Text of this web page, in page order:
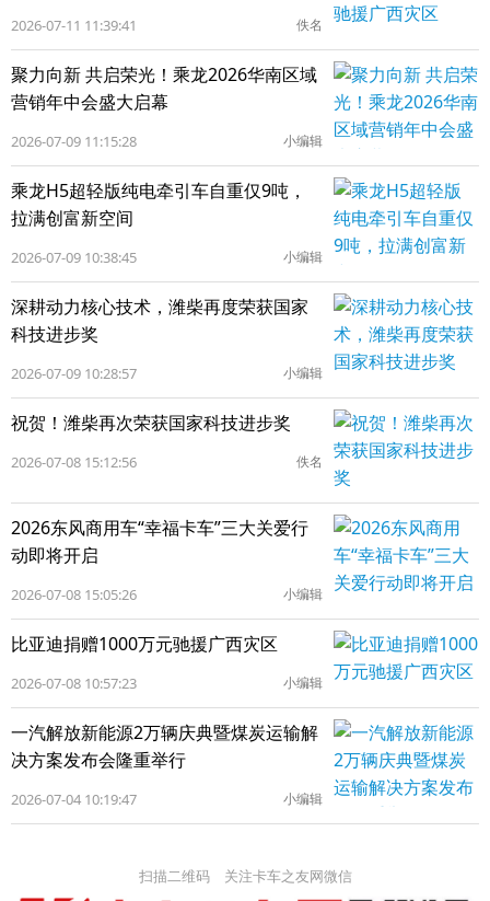
2026-07-11 11:39:41 佚名
聚力向新 共启荣光！乘龙2026华南区域
营销年中会盛大启幕
2026-07-09 11:15:28 小编辑
乘龙H5超轻版纯电牵引车自重仅9吨，
拉满创富新空间
2026-07-09 10:38:45 小编辑
深耕动力核心技术，潍柴再度荣获国家
科技进步奖
2026-07-09 10:28:57 小编辑
祝贺！潍柴再次荣获国家科技进步奖
2026-07-08 15:12:56 佚名
2026东风商用车“幸福卡车”三大关爱行
动即将开启
2026-07-08 15:05:26 小编辑
比亚迪捐赠1000万元驰援广西灾区
2026-07-08 10:57:23 小编辑
一汽解放新能源2万辆庆典暨煤炭运输解
决方案发布会隆重举行
2026-07-04 10:19:47 小编辑
扫描二维码 关注卡车之友网微信